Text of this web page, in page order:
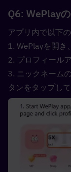
Q6: WePlay
アプリ内で以下
1. WePlayを開き
2. プロフィール
3. ニックネーム
タンをタップし